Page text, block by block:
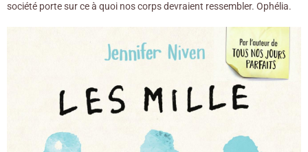
société porte sur ce à quoi nos corps devraient ressembler. Ophélia.